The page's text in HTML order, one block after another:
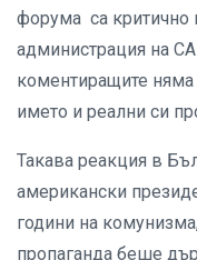
форума са критично
администрация на
коментиращите няма
името и реални си
Такава реакция в
американски
години на
пропаганда беше